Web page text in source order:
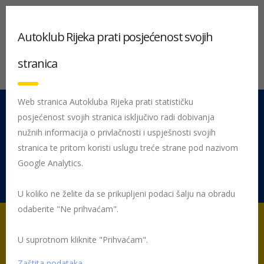
051 212 442 Centrala
Pon - Pet 08:00 - 16:00
Rujevica 9/1, 51000 Rijeka
Početna Posljednje objavljene novosti
Autoklub Rijeka prati posjećenost svojih
stranica
Web stranica Autokluba Rijeka prati statističku
posjećenost svojih stranica isključivo radi dobivanja
nužnih informacija o privlačnosti i uspješnosti svojih
stranica te pritom koristi uslugu treće strane pod nazivom
Google Analytics.
U koliko ne želite da se prikupljeni podaci šalju na obradu
odaberite "Ne prihvaćam".
U suprotnom kliknite "Prihvaćam".